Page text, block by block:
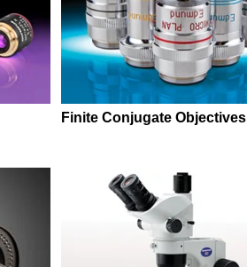
Finite Conjugate Objectives